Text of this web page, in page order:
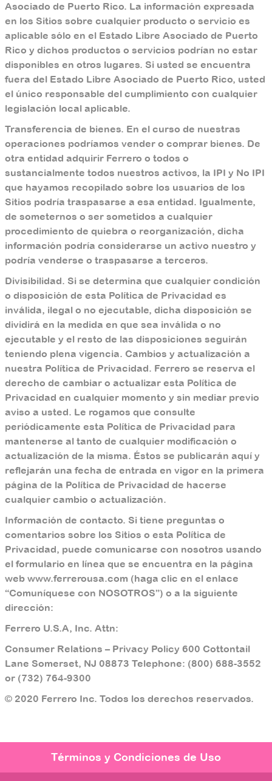
Asociado de Puerto Rico. La información expresada
en los Sitios sobre cualquier producto o servicio es
aplicable sólo en el Estado Libre Asociado de Puerto
Rico y dichos productos o servicios podrían no estar
disponibles en otros lugares. Si usted se encuentra
fuera del Estado Libre Asociado de Puerto Rico, usted
el único responsable del cumplimiento con cualquier
legislación local aplicable.
Transferencia de bienes. En el curso de nuestras
operaciones podríamos vender o comprar bienes. De
otra entidad adquirir Ferrero o todos o
sustancialmente todos nuestros activos, la IPI y No IPI
que hayamos recopilado sobre los usuarios de los
Sitios podría traspasarse a esa entidad. Igualmente,
de someternos o ser sometidos a cualquier
procedimiento de quiebra o reorganización, dicha
información podría considerarse un activo nuestro y
podría venderse o traspasarse a terceros.
Divisibilidad. Si se determina que cualquier condición
o disposición de esta Política de Privacidad es
inválida, ilegal o no ejecutable, dicha disposición se
dividirá en la medida en que sea inválida o no
ejecutable y el resto de las disposiciones seguirán
teniendo plena vigencia. Cambios y actualización a
nuestra Política de Privacidad. Ferrero se reserva el
derecho de cambiar o actualizar esta Política de
Privacidad en cualquier momento y sin mediar previo
aviso a usted. Le rogamos que consulte
periódicamente esta Política de Privacidad para
mantenerse al tanto de cualquier modificación o
actualización de la misma. Éstos se publicarán aquí y
reflejarán una fecha de entrada en vigor en la primera
página de la Política de Privacidad de hacerse
cualquier cambio o actualización.
Información de contacto. Si tiene preguntas o
comentarios sobre los Sitios o esta Política de
Privacidad, puede comunicarse con nosotros usando
el formulario en línea que se encuentra en la página
web www.ferrerousa.com (haga clic en el enlace
“Comuníquese con NOSOTROS”) o a la siguiente
dirección:
Ferrero U.S.A, Inc. Attn:
Consumer Relations – Privacy Policy 600 Cottontail
Lane Somerset, NJ 08873 Telephone: (800) 688-3552
or (732) 764-9300
© 2020 Ferrero Inc. Todos los derechos reservados.
Términos y Condiciones de Uso